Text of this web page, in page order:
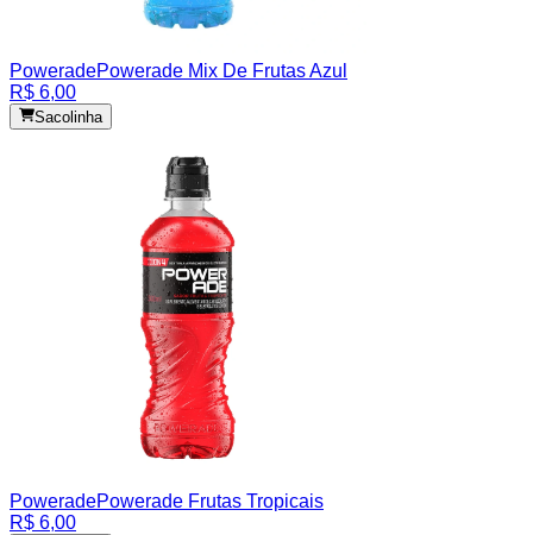
PoweradePowerade Mix De Frutas Azul
R$ 6,00
Sacolinha
PoweradePowerade Frutas Tropicais
R$ 6,00